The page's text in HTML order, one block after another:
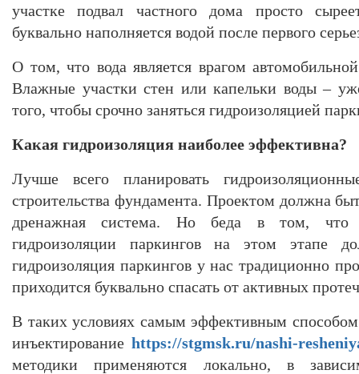
участке подвал частного дома просто
буквально наполняется водой после первого
О том, что вода является врагом
Влажные участки стен или капельки воды –
того, чтобы срочно заняться гидроизоляцией
Какая гидроизоляция наиболее эффективна?
Лучше всего планировать
строительства фундамента. Проектом должна
дренажная система. Но беда в том, что
гидроизоляции паркингов на этом этапе
гидроизоляция паркингов у нас традиционно
приходится буквально спасать от активных
В таких условиях самым эффективным способом
инъектирование https://stgmsk.ru/nashi-
методики применяются локально, в